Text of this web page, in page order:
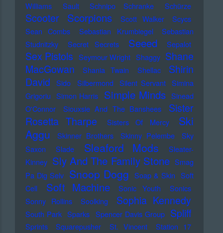
Williams
Sault Schnipo Schranke Schürze
Scooter Scorpions Scott Walker
Scycs
Sean Combs
Sebastian Krumbiegel
Sebastian
Studnitzky
Secret Secrets Seeed Sepalot
Sex Pistols Seymour Wright Shaggy Shane
MacGowan
Shania Twain Shellac
Shirin
David
Sido Silbermond Silent Servant Simina
Grigoriu Simon Harris Simple Minds Sinead
O'Connor
Siouxsie And The Banshees
Sister
Rosetta Tharpe
Sisters Of Mercy
Ski
Aggu
Skinner Brothers Skinny Pelembe
Sky
Saxon
Slade Sleaford Mods
Sleater-
Kinney Sly And The Family Stone Smag
Pa Dig Selv Snoop Dogg Soap & Skin Soft
Cell
Soft Machine Sonic Youth
Sonics
Sonny Rollins
Soolking Sophia Kennedy
South Park Sparks Spencer Davis Group Spliff
Sprints Squarepusher St. Vincent
Station 17